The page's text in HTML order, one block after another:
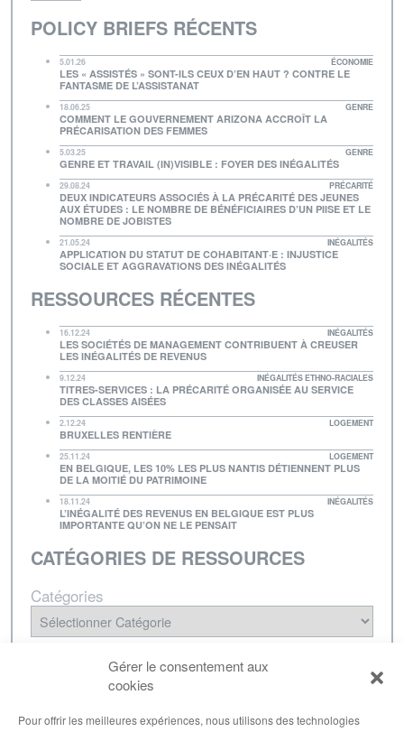
Gérer le consentement aux
cookies
Pour offrir les meilleures expériences, nous utilisons des technologies
POLICY BRIEFS RÉCENTS
5.01.26 ÉCONOMIE
LES « ASSISTÉS » SONT-ILS CEUX D’EN HAUT ? CONTRE LE
FANTASME DE L’ASSISTANAT
18.06.25 GENRE
COMMENT LE GOUVERNEMENT ARIZONA ACCROÎT LA
PRÉCARISATION DES FEMMES
5.03.25 GENRE
GENRE ET TRAVAIL (IN)VISIBLE : FOYER DES INÉGALITÉS
29.08.24 PRÉCARITÉ
DEUX INDICATEURS ASSOCIÉS À LA PRÉCARITÉ DES JEUNES
AUX ÉTUDES : LE NOMBRE DE BÉNÉFICIAIRES D’UN PIISE ET LE
NOMBRE DE JOBISTES
21.05.24 INÉGALITÉS
APPLICATION DU STATUT DE COHABITANT·E : INJUSTICE
SOCIALE ET AGGRAVATIONS DES INÉGALITÉS
RESSOURCES RÉCENTES
16.12.24 INÉGALITÉS
LES SOCIÉTÉS DE MANAGEMENT CONTRIBUENT À CREUSER
LES INÉGALITÉS DE REVENUS
9.12.24 INÉGALITÉS ETHNO-RACIALES
TITRES-SERVICES : LA PRÉCARITÉ ORGANISÉE AU SERVICE
DES CLASSES AISÉES
2.12.24 LOGEMENT
BRUXELLES RENTIÈRE
25.11.24 LOGEMENT
EN BELGIQUE, LES 10% LES PLUS NANTIS DÉTIENNENT PLUS
DE LA MOITIÉ DU PATRIMOINE
18.11.24 INÉGALITÉS
L’INÉGALITÉ DES REVENUS EN BELGIQUE EST PLUS
IMPORTANTE QU’ON NE LE PENSAIT
CATÉGORIES DE RESSOURCES
Catégories
NEWSLETTER
être tenu·e au courant de nos dernières